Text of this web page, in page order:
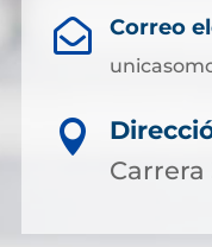
 Correo

Carrera